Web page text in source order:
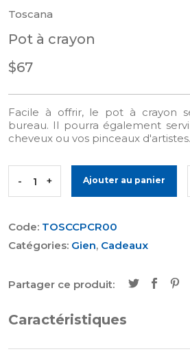
Toscana
Pot à crayon
$67
Facile à offrir, le pot à crayon
bureau. Il pourra également
cheveux ou vos pinceaux d'artistes.
- + Ajouter au panier
Code: TOSCCPCR00
Catégories: Gien, Cadeaux
Partager ce produit:
Caractéristiques